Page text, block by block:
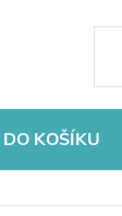
KOŠÍKU